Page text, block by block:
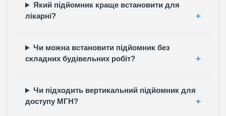
Який підйомник краще встановити для
лікарні?
Чи можна встановити підйомник без
складних будівельних робіт?
Чи підходить вертикальний підйомник для
доступу МГН?